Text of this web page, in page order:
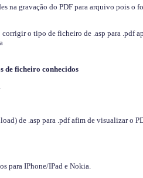
na gravação do PDF para arquivo pois o
o tipo de ficheiro de .asp para .pdf
de ficheiro conhecidos
de .asp para .pdf afim de visualizar o
para IPhone/IPad e Nokia.